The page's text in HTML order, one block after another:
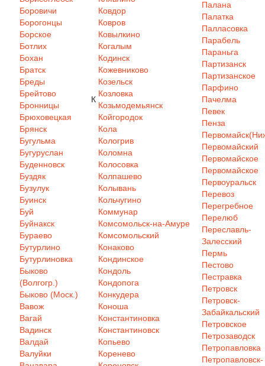
Боровичи
Борогонцы
Борское
Ботлих
Бохан
Братск
Бреды
Брейтово
Бронницы
Брюховецкая
Брянск
Бугульма
Бугуруслан
Буденновск
Буздяк
Бузулук
Буинск
Буй
Буйнакск
Бураево
Бутурлино
Бутурлиновка
Быково
(Волгогр.)
Быково (Моск.)
Вавож
Вагай
Вадинск
Валдай
Валуйки
К
Ковдор
Ковров
Ковылкино
Когалым
Кодинск
Кожевниково
Козельск
Козловка
Козьмодемьянск
Койгородок
Кола
Кологрив
Коломна
Колосовка
Колпашево
Колывань
Кольчугино
Коммунар
Комсомольск-на-Амуре
Комсомольский
Конаково
Кондинское
Кондоль
Кондопога
Конкудера
Коноша
Константиновка
Константиновск
Копьево
Коренево
Палана
Палатка
Палласовка
Парабель
Параньга
Партизанск
Партизанское
Парфино
Пачелма
Певек
Пенза
Первомайский
Первомайское
Первомайское
Первоуральск
Перевоз
Перегребное
Перелюб
Переславль-
Залесский
Пермь
Пестово
Пестравка
Петровск
Петровск-
Забайкальский
Петровское
Петрозаводск
Петропавловка
Петропавловск-